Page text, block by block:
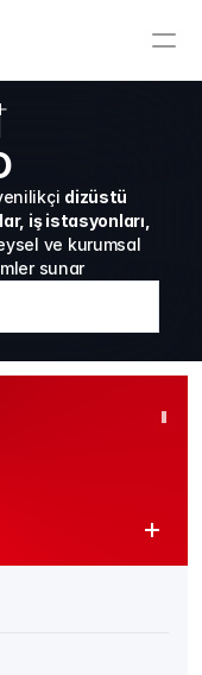
dizüstü
iş istasyonları,
ve kurumsal
sunar